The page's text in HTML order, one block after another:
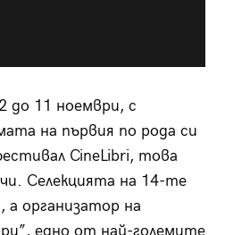
до 11 ноември, с
на първия по рода си
CineLibri, това
Селекцията на 14-те
а организатор на
едно от най-големите